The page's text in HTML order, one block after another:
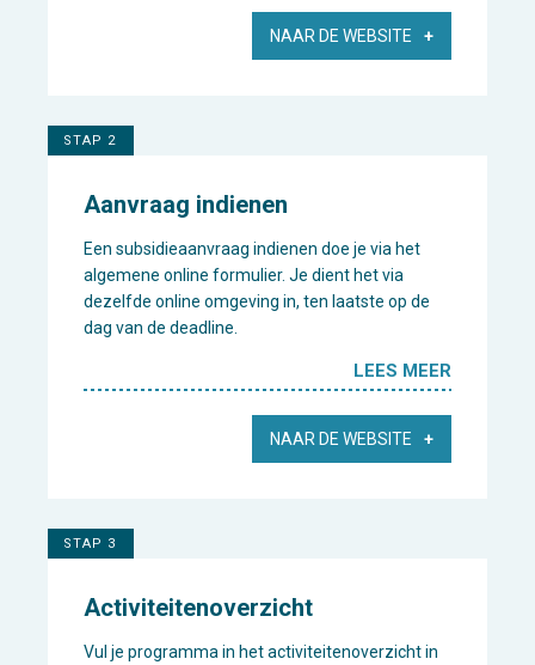
NAAR DE WEBSITE
STAP 2
Aanvraag indienen
Een subsidieaanvraag indienen doe je via het
algemene online formulier. Je dient het via
dezelfde online omgeving in, ten laatste op de
dag van de deadline.
LEES MEER
NAAR DE WEBSITE
STAP 3
Activiteitenoverzicht
Vul je programma in het activiteitenoverzicht in